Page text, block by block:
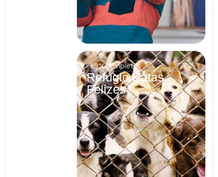
89% completo
Refúgio Patas
Felizes